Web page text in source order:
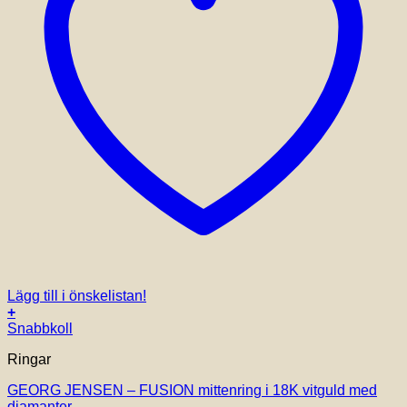
Lägg till i önskelistan!
+
Den
produkten
flera
Snabbkoll
Ringar
GEORG JENSEN – FUSION mittenring i 18K vitguld med